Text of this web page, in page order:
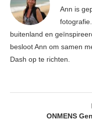
Ann is
buitenland en
besloot Ann om samen
Dash op te richten.
ONMENS